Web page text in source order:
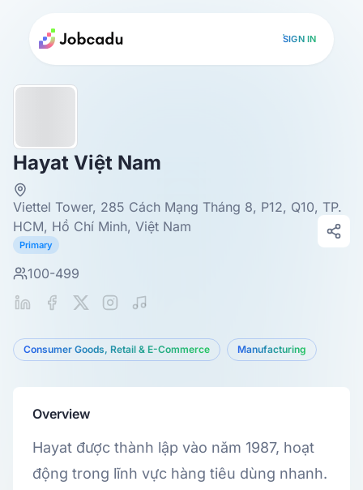
SIGN IN
Hayat Việt Nam
Viettel Tower, 285 Cách Mạng Tháng 8, P12, Q10, TP.
HCM, Hồ Chí Minh, Việt Nam
Primary
100-499
Consumer Goods, Retail & E-Commerce Manufacturing
Overview
Hayat được thành lập vào năm 1987, hoạt
động trong lĩnh vực hàng tiêu dùng nhanh.